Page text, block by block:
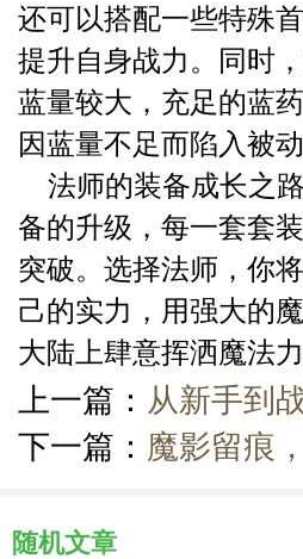
还可以搭配一些特殊
提升自身战力。同时
蓝量较大，充足的蓝
因蓝量不足而陷入被动
法师的装备成长之
备的升级，每一套套
突破。选择法师，你
己的实力，用强大的
大陆上肆意挥洒魔法
上一篇： 从新手到
下一篇： 魔影留痕
随机文章